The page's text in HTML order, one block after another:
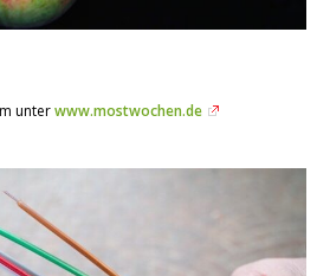
unterwww.mostwochen.de